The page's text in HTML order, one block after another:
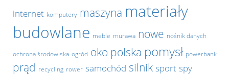
internet komputery maszyna materiały
budowlane meble murawa nowe nośnik danych
ochrona środowiska ogród oko polska pomysł powerbank
prąd recycling rower samochód silnik sport spy